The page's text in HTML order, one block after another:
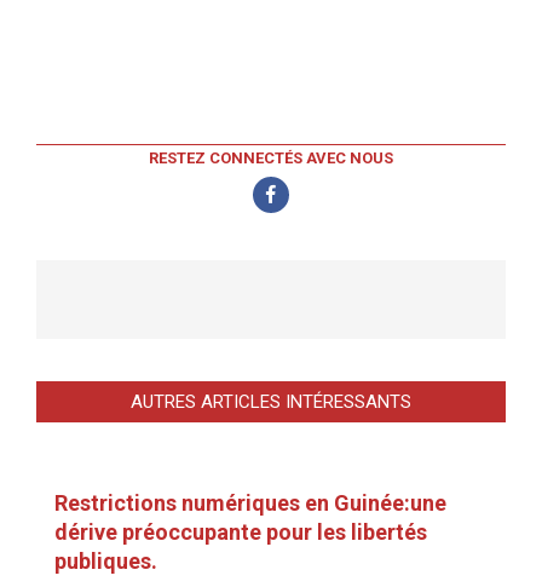
RESTEZ CONNECTÉS AVEC NOUS
AUTRES ARTICLES INTÉRESSANTS
Restrictions numériques en Guinée:une
dérive préoccupante pour les libertés
publiques.